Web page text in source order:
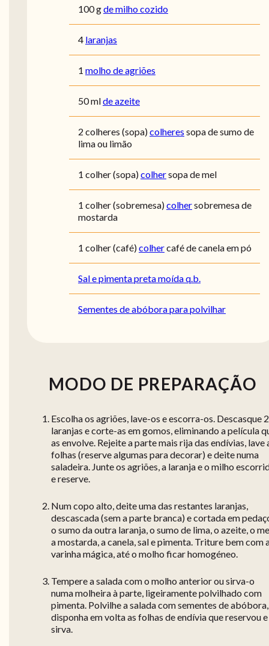
100gde milho cozido
4 laranjas
1 molho de agriões
50mlde azeite
2 colheres (sopa)colheres sopa de sumo de
lima ou limão
1 colher (sopa)colhersopa de mel
1 colher (sobremesa)colhersobremesa de
mostarda
1 colher (café)colhercafé de canela em pó
Sal e pimenta preta moída q.b.
Sementes de abóbora para polvilhar
MODO DE PREPARAÇÃO
Escolha os agriões, lave-os e escorra-os. Descasque 2
laranjas e corte-as em gomos, eliminando a película
as envolve. Rejeite a parte mais rija das endívias, lave
folhas (reserve algumas para decorar) e deite numa
saladeira. Junte os agriões, a laranja e o milho
e reserve.
Num copo alto, deite uma das restantes laranjas,
descascada (sem a parte branca) e cortada em
o sumo da outra laranja, o sumo de lima, o azeite, o
a mostarda, a canela, sal e pimenta. Triture bem com
varinha mágica, até o molho ficar homogéneo.
Tempere a salada com o molho anterior ou sirva-o
numa molheira à parte, ligeiramente polvilhado com
pimenta. Polvilhe a salada com sementes de abóbora,
disponha em volta as folhas de endívia que reservou e
sirva.